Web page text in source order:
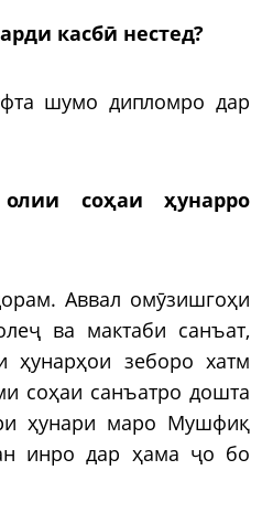
касбӣ нестед?
шумо дипломро дар
соҳаи ҳунарро
Аввал омӯзишгоҳи
ва мактаби санъат,
ҳунарҳои зеборо хатм
соҳаи санъатро дошта
ҳунари маро Мушфиқ
инро дар ҳама ҷо бо